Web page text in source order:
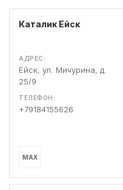
Каталик Ейск
АДРЕС:
Ейск, ул. Мичурина, д.
25/9
ТЕЛЕФОН:
+79184155626
MAX